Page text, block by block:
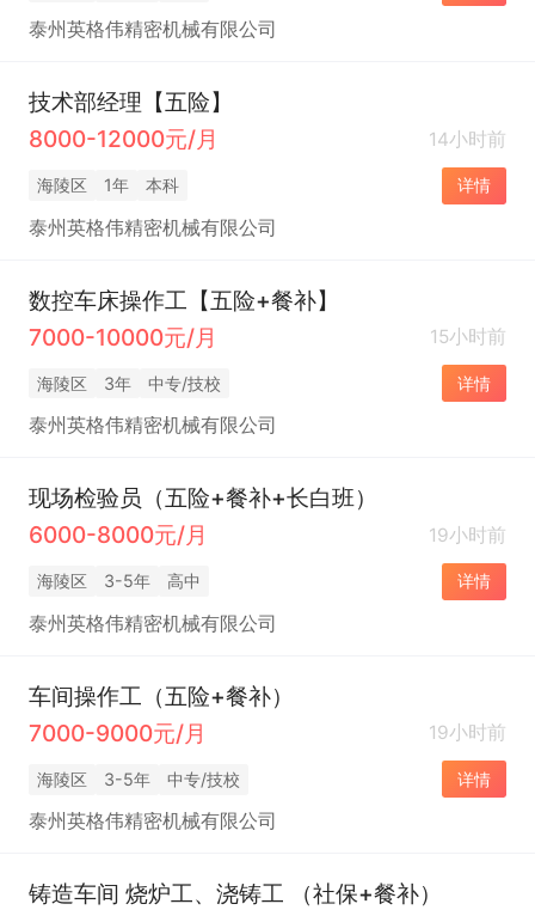
泰州英格伟精密机械有限公司
技术部经理【五险】
8000-12000元/月
14小时前
海陵区 1年 本科 详情
泰州英格伟精密机械有限公司
数控车床操作工【五险+餐补】
7000-10000元/月
15小时前
海陵区 3年 中专/技校 详情
泰州英格伟精密机械有限公司
现场检验员（五险+餐补+长白班）
6000-8000元/月
19小时前
海陵区 3-5年 高中 详情
泰州英格伟精密机械有限公司
车间操作工（五险+餐补）
7000-9000元/月
19小时前
海陵区 3-5年 中专/技校 详情
泰州英格伟精密机械有限公司
铸造车间 烧炉工、浇铸工 （社保+餐补）